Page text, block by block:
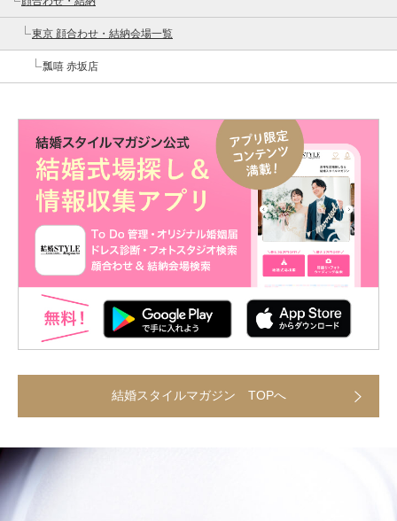
東京 顔合わせ・結納会場一覧
瓢嘻 赤坂店
結婚スタイルマガジン TOPへ